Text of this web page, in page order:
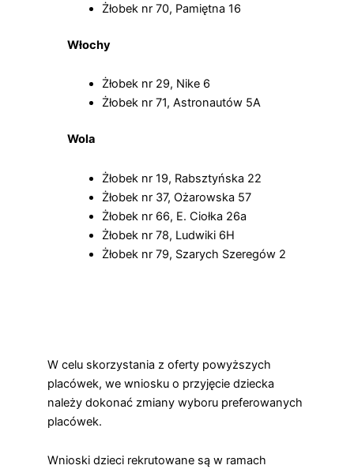
Żłobek nr 70, Pamiętna 16
Włochy
Żłobek nr 29, Nike 6
Żłobek nr 71, Astronautów 5A
Wola
Żłobek nr 19, Rabsztyńska 22
Żłobek nr 37, Ożarowska 57
Żłobek nr 66, E. Ciołka 26a
Żłobek nr 78, Ludwiki 6H
Żłobek nr 79, Szarych Szeregów 2
W celu skorzystania z oferty powyższych
placówek, we wniosku o przyjęcie dziecka
należy dokonać zmiany wyboru preferowanych
placówek.
Wnioski dzieci rekrutowane są w ramach